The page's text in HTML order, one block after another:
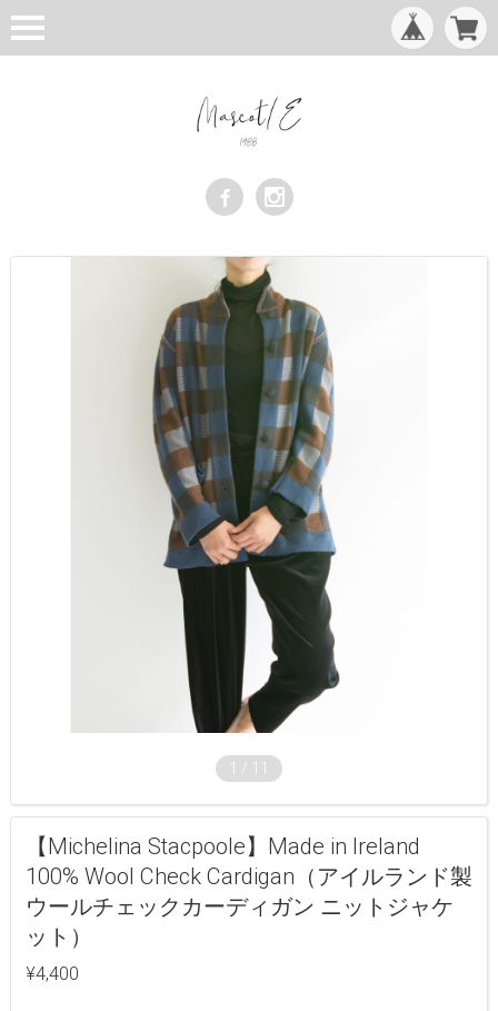
1 / 11
【Michelina Stacpoole】Made in Ireland
100% Wool Check Cardigan（アイルランド製
ウールチェックカーディガン ニットジャケ
ット）
¥4,400